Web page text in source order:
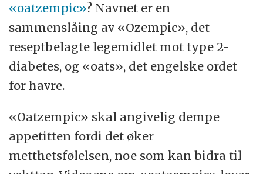
«oatzempic»? Navnet er en
sammenslåing av «Ozempic», det
reseptbelagte legemidlet mot type 2-
diabetes, og «oats», det engelske ordet
for havre.
«Oatzempic» skal angivelig dempe
appetitten fordi det øker
metthetsfølelsen, noe som kan bidra til